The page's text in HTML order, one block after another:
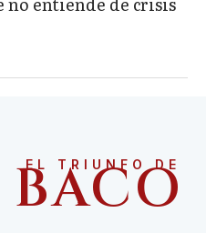
EL TRIUNFO DE
BACO